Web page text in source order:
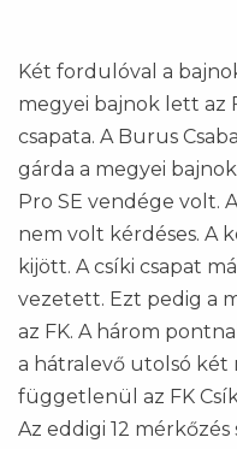
Két fordulóval a
megyei bajnok lett az
csapata. A Burus
gárda a megyei
Pro SE vendége volt.
nem volt kérdéses. A
kijött. A csíki csapat
vezetett. Ezt pedig a
az FK. A három
a hátralevő utolsó két
függetlenül az FK
Az eddigi 12